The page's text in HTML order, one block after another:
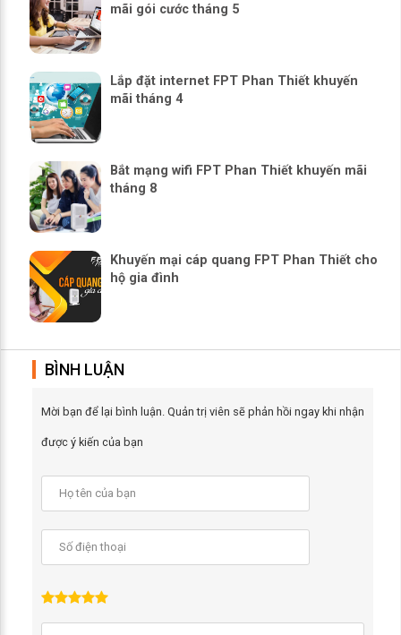
mãi gói cước tháng 5
Lắp đặt internet FPT Phan Thiết khuyến
mãi tháng 4
Bắt mạng wifi FPT Phan Thiết khuyến mãi
tháng 8
Khuyến mại cáp quang FPT Phan Thiết cho
hộ gia đình
BÌNH LUẬN
Mời bạn để lại bình luận. Quản trị viên sẽ phản hồi ngay khi nhận
được ý kiến của bạn